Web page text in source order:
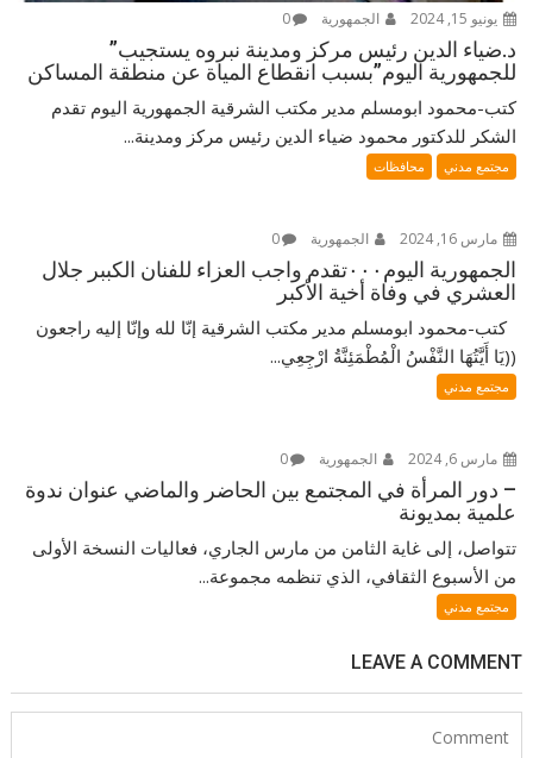
يونيو 15, 2024 الجمهورية 0
د.ضياء الدين رئيس مركز ومدينة نبروه يستجيب”
للجمهورية اليوم”بسبب انقطاع المياة عن منطقة المساكن
كتب-محمود ابومسلم مدير مكتب الشرقية الجمهورية اليوم تقدم
الشكر للدكتور محمود ضياء الدين رئيس مركز ومدينة...
مجتمع مدني محافظات
مارس 16, 2024 الجمهورية 0
الجمهورية اليوم٠٠٠تقدم واجب العزاء للفنان الكببر جلال
العشري في وفاة أخية الأكبر
كتب-محمود ابومسلم مدير مكتب الشرقية إنّا لله وإنّا إليه راجعون
((يَا أَيَّتُهَا النَّفْسُ الْمُطْمَئِنَّةُ ارْجِعِي...
مجتمع مدني
مارس 6, 2024 الجمهورية 0
– دور المرأة في المجتمع بين الحاضر والماضي عنوان ندوة
علمية بمديونة
تتواصل، إلى غاية الثامن من مارس الجاري، فعاليات النسخة الأولى
من الأسبوع الثقافي، الذي تنظمه مجموعة...
مجتمع مدني
LEAVE A COMMENT